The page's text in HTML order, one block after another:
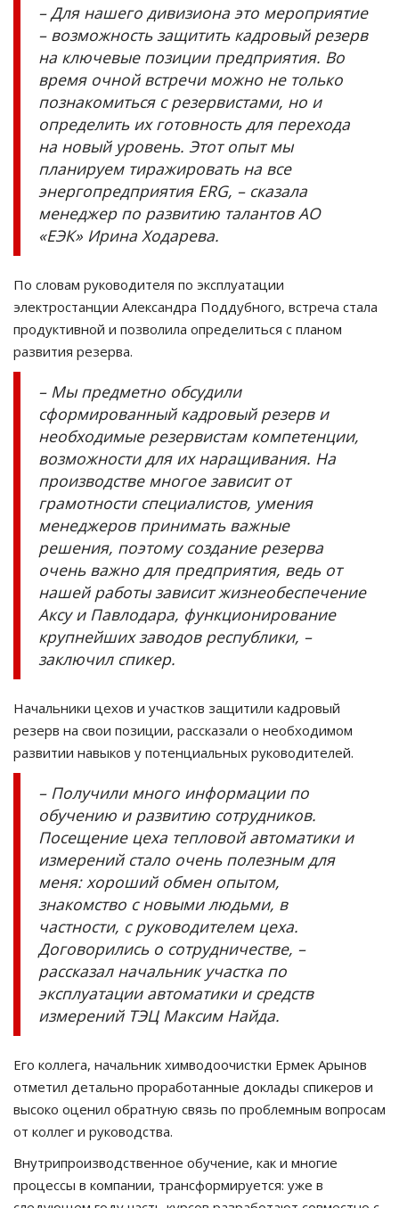
– Для нашего дивизиона это мероприятие
– возможность защитить кадровый резерв
на ключевые позиции предприятия. Во
время очной встречи можно не только
познакомиться с резервистами, но и
определить их готовность для перехода
на новый уровень. Этот опыт мы
планируем тиражировать на все
энергопредприятия ERG, – сказала
менеджер по развитию талантов АО
«ЕЭК» Ирина Ходарева.
По словам руководителя по эксплуатации
электростанции Александра Поддубного, встреча стала
продуктивной и позволила определиться с планом
развития резерва.
– Мы предметно обсудили
сформированный кадровый резерв и
необходимые резервистам компетенции,
возможности для их наращивания. На
производстве многое зависит от
грамотности специалистов, умения
менеджеров принимать важные
решения, поэтому создание резерва
очень важно для предприятия, ведь от
нашей работы зависит жизнеобеспечение
Аксу и Павлодара, функционирование
крупнейших заводов республики, –
заключил спикер.
Начальники цехов и участков защитили кадровый
резерв на свои позиции, рассказали о необходимом
развитии навыков у потенциальных руководителей.
– Получили много информации по
обучению и развитию сотрудников.
Посещение цеха тепловой автоматики и
измерений стало очень полезным для
меня: хороший обмен опытом,
знакомство с новыми людьми, в
частности, с руководителем цеха.
Договорились о сотрудничестве, –
рассказал начальник участка по
эксплуатации автоматики и средств
измерений ТЭЦ Максим Найда.
Его коллега, начальник химводоочистки Ермек Арынов
отметил детально проработанные доклады спикеров и
высоко оценил обратную связь по проблемным вопросам
от коллег и руководства.
Внутрипроизводственное обучение, как и многие
процессы в компании, трансформируется: уже в